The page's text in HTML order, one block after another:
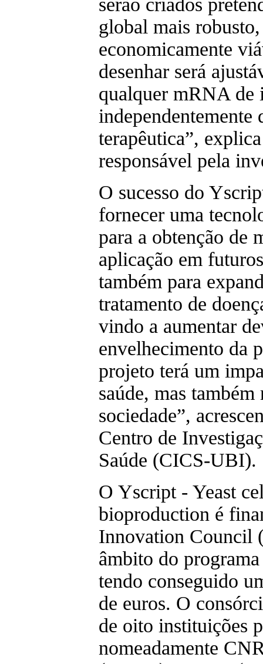
serão criados
global mais
economicamente
desenhar será
qualquer mRNA de
independentemente
terapêutica”,
responsável pela
O sucesso do
fornecer uma
para a obtenção de
aplicação em
também para
tratamento de
vindo a aumentar
envelhecimento da
projeto terá um
saúde, mas
sociedade”,
Centro de
Saúde (CICS-UBI).
O Yscript - Yeast
bioproduction é
Innovation Council
âmbito do
tendo conseguido
de euros. O
de oito instituições
nomeadamente